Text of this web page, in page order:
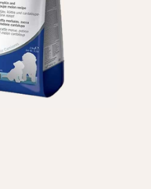
095-00-05